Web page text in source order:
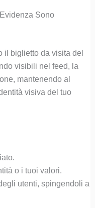
Sono
il biglietto da visita del
visibili nel feed, la
mantenendo al
visiva del tuo
o i tuoi valori.
utenti, spingendoli a